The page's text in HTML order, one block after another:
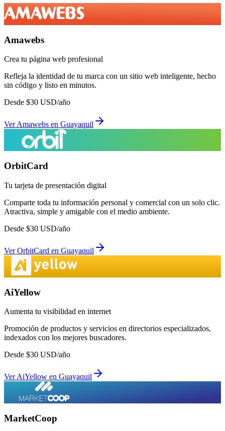
Amawebs
Crea tu página web profesional
Refleja la identidad de tu marca con un sitio web inteligente, hecho
sin código y listo en minutos.
Desde $30 USD/año
VerAmawebs en Guayaquil
OrbitCard
Tu tarjeta de presentación digital
Comparte toda tu información personal y comercial con un solo clic.
Atractiva, simple y amigable con el medio ambiente.
Desde $30 USD/año
VerOrbitCard en Guayaquil
AiYellow
Aumenta tu visibilidad en internet
Promoción de productos y servicios en directorios especializados,
indexados con los mejores buscadores.
Desde $30 USD/año
VerAiYellow en Guayaquil
MarketCoop